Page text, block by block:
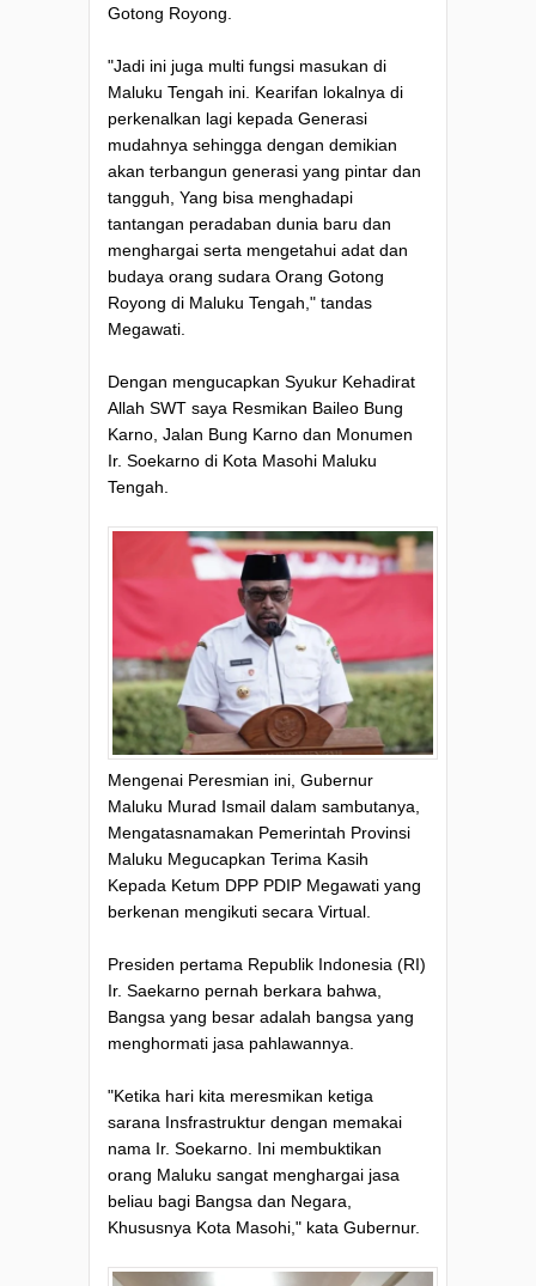
Gotong Royong.
"Jadi ini juga multi fungsi masukan di
Maluku Tengah ini. Kearifan lokalnya di
perkenalkan lagi kepada Generasi
mudahnya sehingga dengan demikian
akan terbangun generasi yang pintar dan
tangguh, Yang bisa menghadapi
tantangan peradaban dunia baru dan
menghargai serta mengetahui adat dan
budaya orang sudara Orang Gotong
Royong di Maluku Tengah," tandas
Megawati.
Dengan mengucapkan Syukur Kehadirat
Allah SWT saya Resmikan Baileo Bung
Karno, Jalan Bung Karno dan Monumen
Ir. Soekarno di Kota Masohi Maluku
Tengah.
Mengenai Peresmian ini, Gubernur
Maluku Murad Ismail dalam sambutanya,
Mengatasnamakan Pemerintah Provinsi
Maluku Megucapkan Terima Kasih
Kepada Ketum DPP PDIP Megawati yang
berkenan mengikuti secara Virtual.
Presiden pertama Republik Indonesia (RI)
Ir. Saekarno pernah berkara bahwa,
Bangsa yang besar adalah bangsa yang
menghormati jasa pahlawannya.
"Ketika hari kita meresmikan ketiga
sarana Insfrastruktur dengan memakai
nama Ir. Soekarno. Ini membuktikan
orang Maluku sangat menghargai jasa
beliau bagi Bangsa dan Negara,
Khususnya Kota Masohi," kata Gubernur.